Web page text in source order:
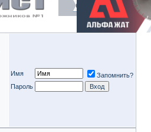
Имя
Запомнить?
Пароль